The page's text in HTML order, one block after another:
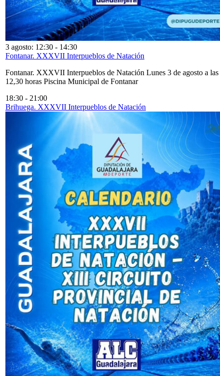
3 agosto: 12:30 - 14:30
Fontanar. XXXVII Interpueblos de Natación
Fontanar. XXXVII Interpueblos de Natación Lunes 3 de agosto a las
12,30 horas Piscina Municipal de Fontanar
18:30 - 21:00
Brihuega. XXXVII Interpueblos de Natación